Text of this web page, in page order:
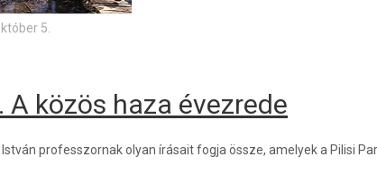
5.
A közös haza évezrede
professzornak olyan írásait fogja össze, amelyek a Pilisi